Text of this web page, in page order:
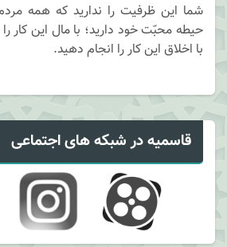
شما این ظرفیت را ندارید که همه
حیطه محبّت خود دارید؛ با مال این کار
با اخلاق این کار را انجام دهید.
قاسمیه در شبکه های اجتماعی